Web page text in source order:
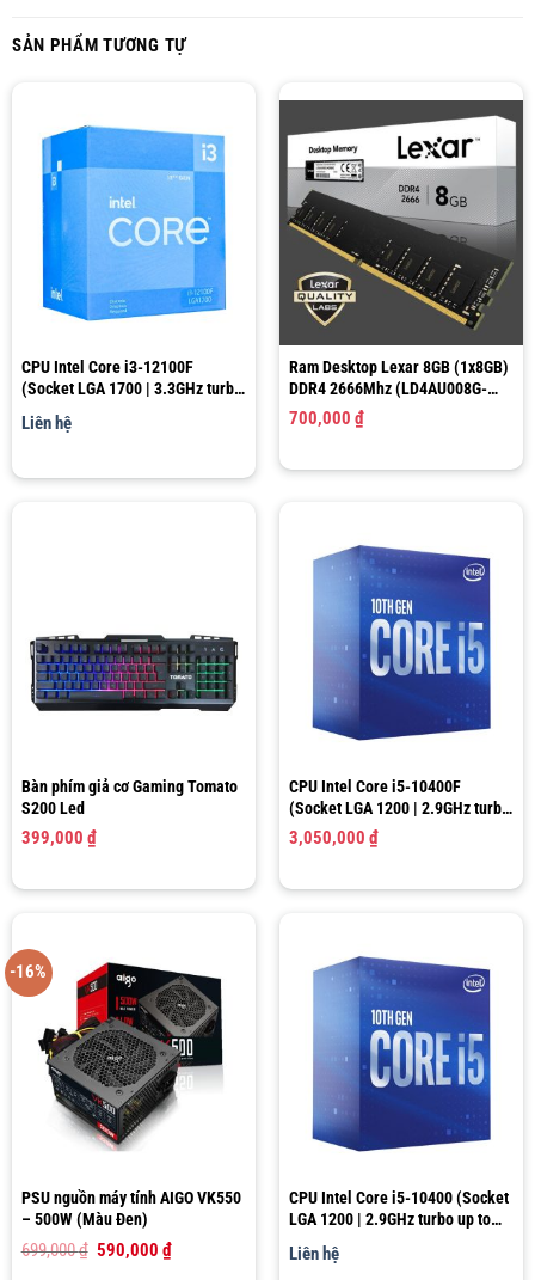
SẢN PHẨM TƯƠNG TỰ
CPU Intel Core i3-12100F
(Socket LGA 1700 | 3.3GHz turbo
12MB Cache)
Liên hệ
Ram Desktop Lexar 8GB (1x8GB)
DDR4 2666Mhz (LD4AU008G-
R2666G)
700,000 ₫
Bàn phím giả cơ Gaming Tomato
S200 Led
399,000 ₫
CPU Intel Core i5-10400F
(Socket LGA 1200 | 2.9GHz turbo
up to 4.3Ghz | 6 nhân 12 luồng |
12MB Cache)
3,050,000 ₫
-16%
PSU nguồn máy tính AIGO VK550
– 500W (Màu Đen)
699,000₫ Giá
590,000 ₫Giá
hiện
CPU Intel Core i5-10400 (Socket
LGA 1200 | 2.9GHz turbo up to
Cache)
Liên hệ